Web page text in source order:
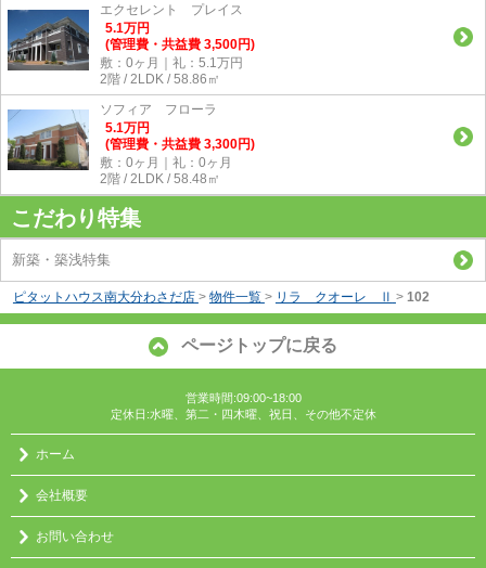
エクセレント プレイス
5.1万円
(管理費・共益費 3,500円)
敷：0ヶ月｜礼：5.1万円
2階 / 2LDK / 58.86㎡
ソフィア フローラ
5.1万円
(管理費・共益費 3,300円)
敷：0ヶ月｜礼：0ヶ月
2階 / 2LDK / 58.48㎡
こだわり特集
新築・築浅特集
ピタットハウス南大分わさだ店 > 物件一覧 > リラ クオーレ Ⅱ > 102
ページトップに戻る
営業時間:09:00~18:00
定休日:水曜、第二・四木曜、祝日、その他不定休
ホーム
会社概要
お問い合わせ